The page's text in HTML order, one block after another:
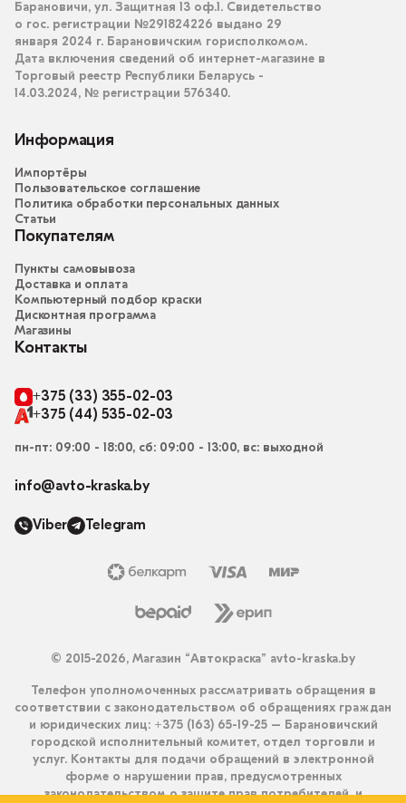
Барановичи, ул. Защитная 13 оф.1. Свидетельство
о гос. регистрации №291824226 выдано 29
января 2024 г. Барановичским горисполкомом.
Дата включения сведений об интернет-магазине в
Торговый реестр Республики Беларусь -
14.03.2024, № регистрации 576340.
Информация
Импортёры
Пользовательское соглашение
Политика обработки персональных данных
Статьи
Покупателям
Пункты самовывоза
Доставка и оплата
Компьютерный подбор краски
Дисконтная программа
Магазины
Контакты
+375 (33) 355-02-03
+375 (44) 535-02-03
пн-пт: 09:00 - 18:00, сб: 09:00 - 13:00, вс: выходной
info@avto-kraska.by
Viber Telegram
© 2015-2026, Магазин “Автокраска” avto-kraska.by
Телефон уполномоченных рассматривать обращения в
соответствии с законодательством об обращениях граждан
и юридических лиц: +375 (163) 65-19-25 – Барановичский
городской исполнительный комитет, отдел торговли и
услуг. Контакты для подачи обращений в электронной
форме о нарушении прав, предусмотренных
законодательством о защите прав потребителей, и